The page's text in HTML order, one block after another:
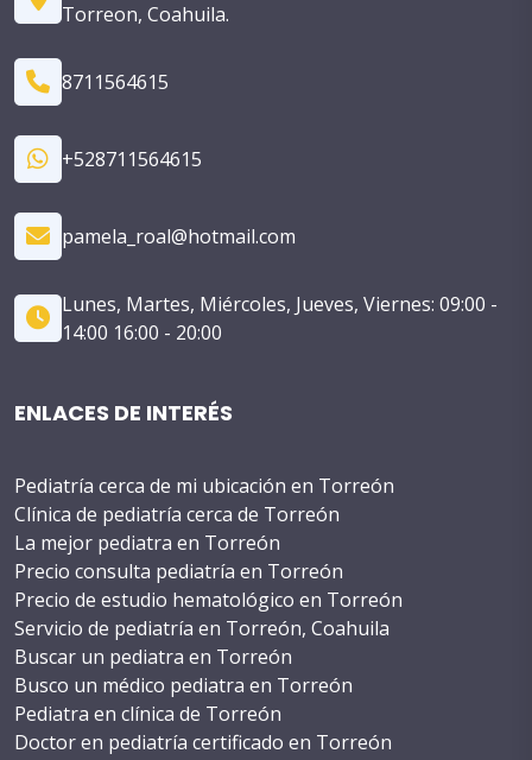
Torreon, Coahuila.
8711564615
+528711564615
pamela_roal@hotmail.com
Lunes, Martes, Miércoles, Jueves, Viernes: 09:00 -
14:00 16:00 - 20:00
ENLACES DE INTERÉS
Pediatría cerca de mi ubicación en Torreón
Clínica de pediatría cerca de Torreón
La mejor pediatra en Torreón
Precio consulta pediatría en Torreón
Precio de estudio hematológico en Torreón
Servicio de pediatría en Torreón, Coahuila
Buscar un pediatra en Torreón
Busco un médico pediatra en Torreón
Pediatra en clínica de Torreón
Doctor en pediatría certificado en Torreón